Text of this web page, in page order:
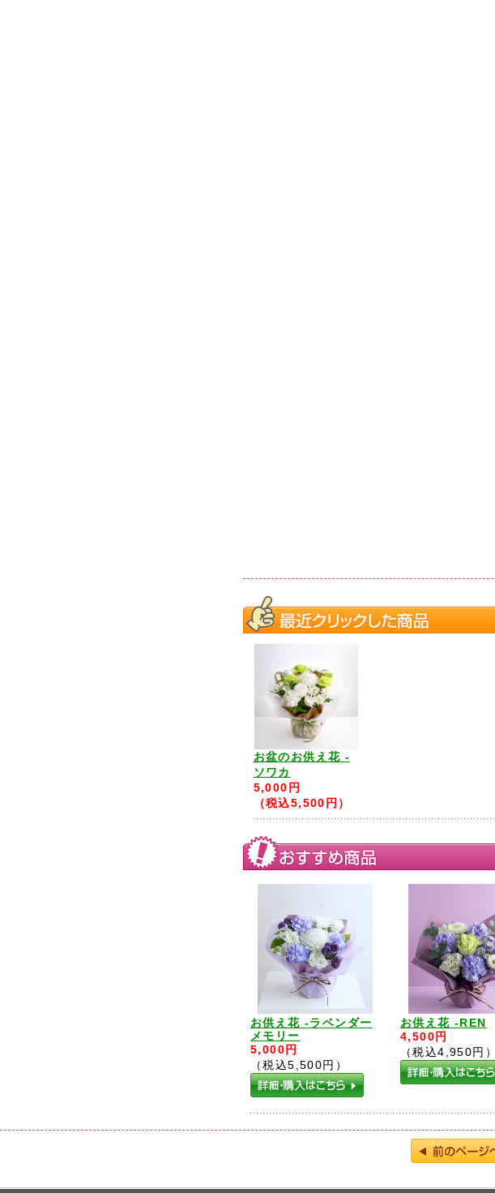
お盆のお供え花 -
ソワカ
5,000円
（税込5,500円）
お供え花 -ラベンダー
メモリー
5,000円
（税込5,500円）
お供え花 -REN
4,500円
（税込4,950円）